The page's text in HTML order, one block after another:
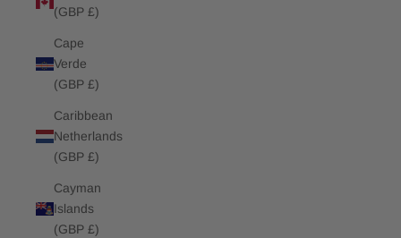
(GBP £)
Cape
Verde
(GBP £)
Caribbean
Netherlands
(GBP £)
Cayman
Islands
(GBP £)